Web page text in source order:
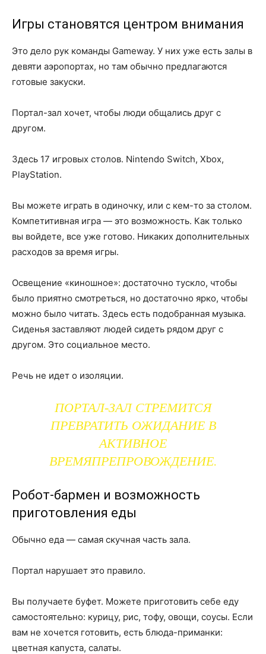
Игры становятся центром внимания
Это дело рук команды Gameway. У них уже есть залы в
девяти аэропортах, но там обычно предлагаются
готовые закуски.
Портал-зал хочет, чтобы люди общались друг с
другом.
Здесь 17 игровых столов. Nintendo Switch, Xbox,
PlayStation.
Вы можете играть в одиночку, или с кем-то за столом.
Компетитивная игра — это возможность. Как только
вы войдете, все уже готово. Никаких дополнительных
расходов за время игры.
Освещение «киношное»: достаточно тускло, чтобы
было приятно смотреться, но достаточно ярко, чтобы
можно было читать. Здесь есть подобранная музыка.
Сиденья заставляют людей сидеть рядом друг с
другом. Это социальное место.
Речь не идет о изоляции.
ПОРТАЛ-ЗАЛ СТРЕМИТСЯ
ПРЕВРАТИТЬ ОЖИДАНИЕ В
АКТИВНОЕ
ВРЕМЯПРЕПРОВОЖДЕНИЕ.
Робот-бармен и возможность
приготовления еды
Обычно еда — самая скучная часть зала.
Портал нарушает это правило.
Вы получаете буфет. Можете приготовить себе еду
самостоятельно: курицу, рис, тофу, овощи, соусы. Если
вам не хочется готовить, есть блюда-приманки:
цветная капуста, салаты.